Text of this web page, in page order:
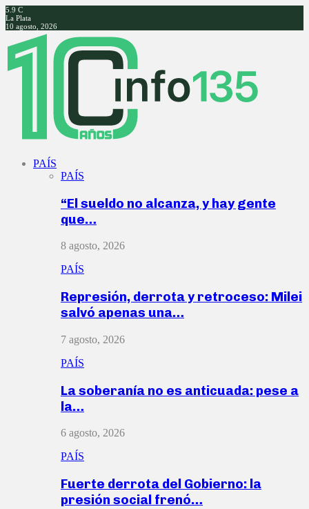
5.9 C
La Plata
10 agosto, 2026
Facebook
Twitter
Instagram
Youtube
PAÍS
PAÍS
“El sueldo no alcanza, y hay gente
que…
8 agosto, 2026
PAÍS
Represión, derrota y retroceso: Milei
salvó apenas una…
7 agosto, 2026
PAÍS
La soberanía no es anticuada: pese a
la…
6 agosto, 2026
PAÍS
Fuerte derrota del Gobierno: la
presión social frenó…